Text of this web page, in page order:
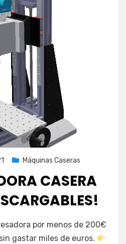
Máquinas Caseras
CASERA
por menos de 200€
gastar miles de euros.